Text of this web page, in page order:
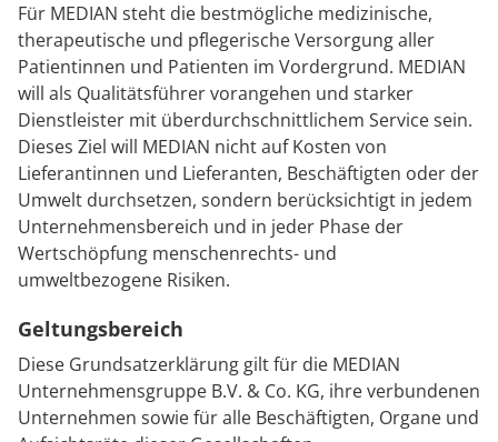
Onkologie
Pneumologie
Rheumatologie
Presse
Blog
Karriere
Für MEDIAN steht die bestmögliche medizinische,
therapeutische und pflegerische Versorgung aller
Patientinnen und Patienten im Vordergrund. MEDIAN
will als Qualitätsführer vorangehen und starker
Dienstleister mit überdurchschnittlichem Service sein.
Dieses Ziel will MEDIAN nicht auf Kosten von
Lieferantinnen und Lieferanten, Beschäftigten oder der
Umwelt durchsetzen, sondern berücksichtigt in jedem
Unternehmensbereich und in jeder Phase der
Wertschöpfung menschenrechts- und
umweltbezogene Risiken.
Geltungsbereich
Diese Grundsatzerklärung gilt für die MEDIAN
Unternehmensgruppe B.V. & Co. KG, ihre verbundenen
Unternehmen sowie für alle Beschäftigten, Organe und